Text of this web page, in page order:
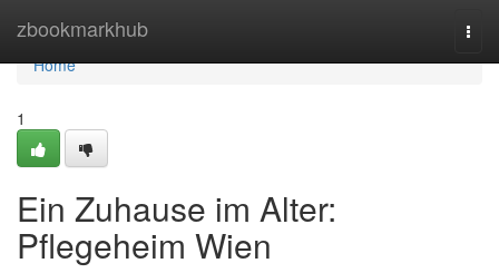
zbookmarkhub
Home
Home
1
Ein Zuhause im Alter:
Pflegeheim Wien